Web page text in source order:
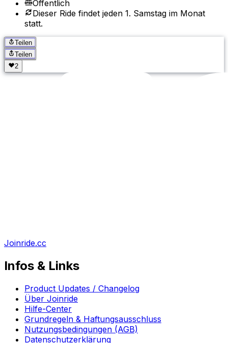
Öffentlich
Dieser Ride findet jeden 1. Samstag im Monat
statt.
Teilen
Teilen
Joinride.cc
Infos & Links
Product Updates / Changelog
Über Joinride
Hilfe-Center
Grundregeln & Haftungsausschluss
Nutzungsbedingungen (AGB)
Datenschutzerklärung